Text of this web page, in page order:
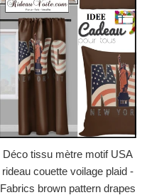
Déco tissu mètre motif USA
rideau couette voilage plaid -
Fabrics brown pattern drapes